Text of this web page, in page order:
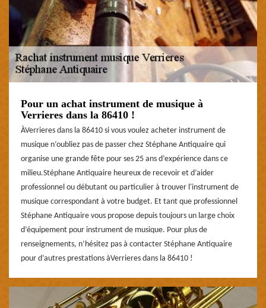
Pour un achat instrument de musique à
Verrieres dans la 86410 !
ÀVerrieres dans la 86410 si vous voulez acheter instrument de
musique n’oubliez pas de passer chez Stéphane Antiquaire qui
organise une grande fête pour ses 25 ans d’expérience dans ce
milieu.Stéphane Antiquaire heureux de recevoir et d’aider
professionnel ou débutant ou particulier à trouver l'instrument de
musique correspondant à votre budget. Et tant que professionnel
Stéphane Antiquaire vous propose depuis toujours un large choix
d’équipement pour instrument de musique. Pour plus de
renseignements, n’hésitez pas à contacter Stéphane Antiquaire
pour d’autres prestations àVerrieres dans la 86410 !